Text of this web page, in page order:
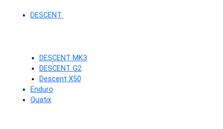
DESCENT
DESCENT MK3
DESCENT G2
Descent X50
Enduro
Quatix